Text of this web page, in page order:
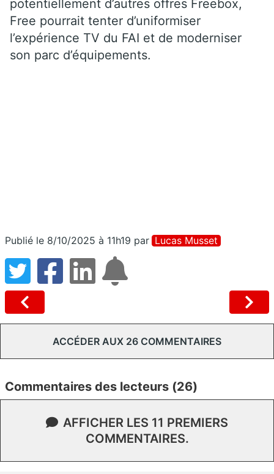
potentiellement d’autres offres Freebox,
Free pourrait tenter d’uniformiser
l’expérience TV du FAI et de moderniser
son parc d’équipements.
Publié le 8/10/2025 à 11h19 par Lucas Musset
ACCÉDER AUX 26 COMMENTAIRES
Commentaires des lecteurs (26)
AFFICHER LES 11 PREMIERS
COMMENTAIRES.